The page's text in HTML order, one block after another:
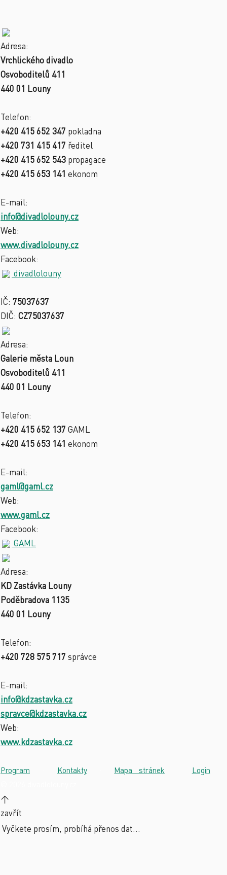
Adresa:
Vrchlického divadlo
Osvoboditelů 411
440 01 Louny
Telefon:
+420 415 652 347 pokladna
+420 731 415 417 ředitel
+420 415 652 543 propagace
+420 415 653 141 ekonom
E-mail:
info@divadlolouny.cz
Web:
www.divadlolouny.cz
Facebook:
divadlolouny
IČ: 75037637
DIČ: CZ75037637
Adresa:
Galerie města Loun
Osvoboditelů 411
440 01 Louny
Telefon:
+420 415 652 137 GAML
+420 415 653 141 ekonom
E-mail:
gaml@gaml.cz
Web:
www.gaml.cz
Facebook:
GAML
Adresa:
KD Zastávka Louny
Poděbradova 1135
440 01 Louny
Telefon:
+420 728 575 717 správce
E-mail:
info@kdzastavka.cz
spravce@kdzastavka.cz
Web:
www.kdzastavka.cz
Program Kontakty· Mapa stránek Login
↑
zavřít
Vyčkete prosím, probíhá přenos dat...